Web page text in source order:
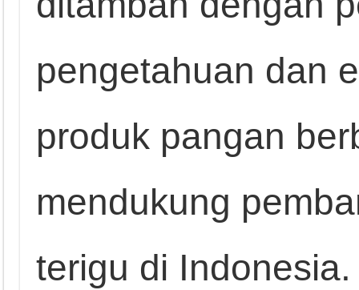
pengetahuan dan
produk pangan
mendukung
terigu di